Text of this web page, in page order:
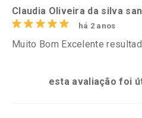
Claudia Oliveira da silva
há 2 anos
Muito Bom Excelente
esta avaliação foi